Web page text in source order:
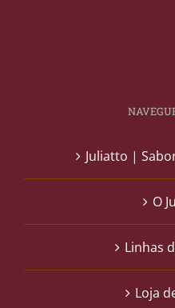
Juliatto |
O
Linhas
Loja